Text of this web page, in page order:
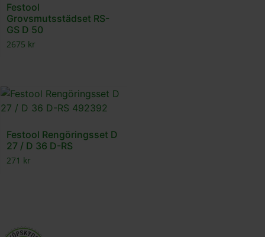
Festool
Grovsmutsstädset RS-
GS D 50
2675 kr
Festool Rengöringsset D
27 / D 36 D-RS
271 kr